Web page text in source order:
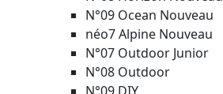
N°09 Ocean Nouveau
néo7 Alpine Nouveau
N°07 Outdoor Junior
N°08 Outdoor